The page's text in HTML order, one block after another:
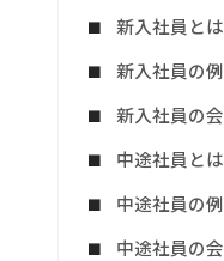
新入社員と
新入社員の
新入社員の
中途社員と
中途社員の
中途社員の